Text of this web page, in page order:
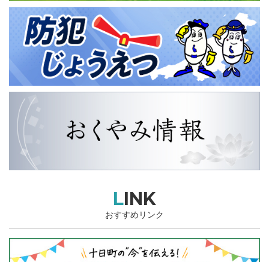
LINK
おすすめリンク